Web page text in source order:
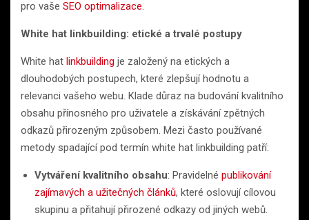
pro vaše SEO optimalizace.
White hat linkbuilding: etické a trvalé postupy
White hat linkbuilding je založený na etických a
dlouhodobých postupech, které zlepšují hodnotu a
relevanci vašeho webu. Klade důraz na budování kvalitního
obsahu přínosného pro uživatele a získávání zpětných
odkazů přirozeným způsobem. Mezi často používané
metody spadající pod termín white hat linkbuilding patří:
Vytváření kvalitního obsahu: Pravidelné publikování
zajímavých a užitečných článků, které oslovují cílovou
skupinu a přitahují přirozené odkazy od jiných webů.